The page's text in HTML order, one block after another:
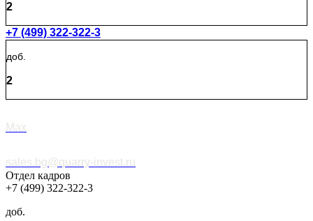
2
+7 (499) 322-322-3
доб.
2
Max
sales.bg@quarry-invest.ru
Отдел кадров
+7 (499) 322-322-3
доб.